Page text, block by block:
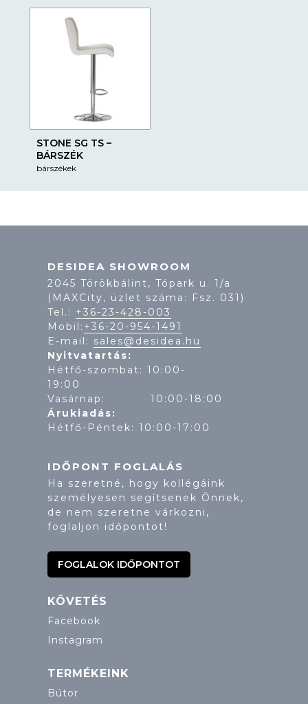
STONE SG TS –
BÁRSZÉK
bárszékek
DESIDEA SHOWROOM
2045 Törökbálint, Tópark u. 1/a
(MAXCity, üzlet száma: Fsz. 031)
Tel.: +36-23-428-003
Mobil: +36-20-954-1491
E-mail: sales@desidea.hu
Nyitvatartás:
Hétfő-szombat: 10:00-
Vasárnap: 10:00-18:00
Árukiadás:
Hétfő-Péntek: 10:00-17:00
IDŐPONT FOGLALÁS
Ha szeretné, hogy kollégáink
személyesen segítsenek Önnek,
de nem szeretne várkozni,
foglaljon időpontot!
FOGLALOK IDŐPONTOT
KÖVETÉS
Facebook
Instagram
TERMÉKEINK
Bútor